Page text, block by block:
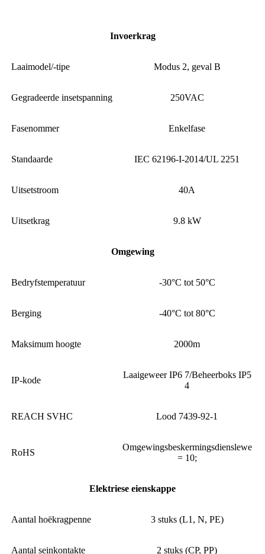
Invoerkrag
Laaimodel/-tipe Modus 2, geval B
Gegradeerde insetspanning 250VAC
Fasenommer Enkelfase
Standaarde IEC 62196-I-2014/UL 2251
Uitsetstroom 40A
Uitsetkrag 9.8 kW
Omgewing
Bedryfstemperatuur -30°C tot 50°C
Berging -40°C tot 80°C
Maksimum hoogte 2000m
IP-kode
Laaigeweer IP6 7/Beheerboks IP5
4
REACH SVHC Lood 7439-92-1
RoHS
Omgewingsbeskermingsdienslewe
= 10;
Elektriese eienskappe
Aantal hoëkragpenne 3 stuks (L1, N, PE)
Aantal seinkontakte 2 stuks (CP, PP)